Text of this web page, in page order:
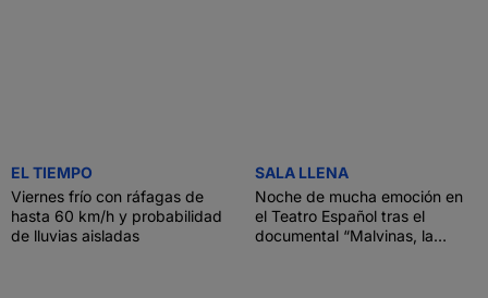
EL TIEMPO
Viernes frío con ráfagas de
hasta 60 km/h y probabilidad
de lluvias aisladas
SALA LLENA
Noche de mucha emoción en
el Teatro Español tras el
documental “Malvinas, la